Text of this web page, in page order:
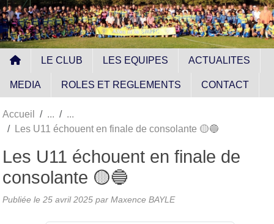
LE CLUB LES EQUIPES ACTUALITES
MEDIA ROLES ET REGLEMENTS CONTACT
Accueil
Les U11 échouent en finale de consolante 🟡🔵
Les U11 échouent en finale de
consolante 🟡🔵
Publiée le 25 avril 2025 par Maxence BAYLE
Panneau de gestion des cookies